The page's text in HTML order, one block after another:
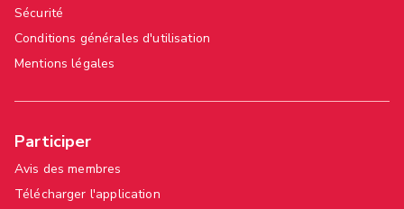
Sécurité
Conditions générales d'utilisation
Mentions légales
Participer
Avis des membres
Télécharger l'application